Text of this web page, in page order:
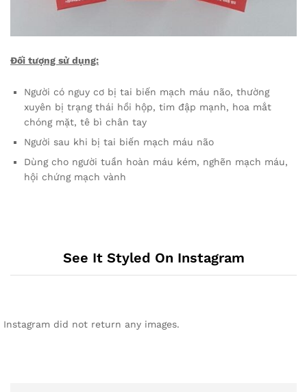
Đối tượng sử dụng:
Người có nguy cơ bị tai biến mạch máu não, thường
xuyên bị trạng thái hồi hộp, tim đập mạnh, hoa mắt
chóng mặt, tê bì chân tay
Người sau khi bị tai biến mạch máu não
Dùng cho người tuần hoàn máu kém, nghẽn mạch máu,
hội chứng mạch vành
See It Styled On Instagram
Instagram did not return any images.